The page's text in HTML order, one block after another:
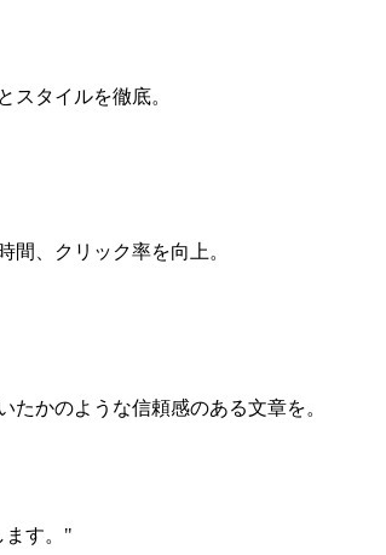
スタイルを徹底。
間、クリック率を向上。
かのような信頼感のある文章を。
す。 "